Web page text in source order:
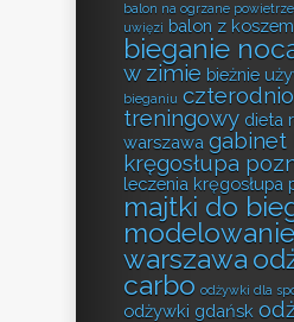
balon na ogrzane
uwięzi balon z
bieganie
w zimie bieżnie
bieganiu
treningowy dieta
warszawa gabinet
kręgosłupa
leczenia kręgosłupa
majtki do
warszawa
carbo odżywki dla
odżywki gdańsk